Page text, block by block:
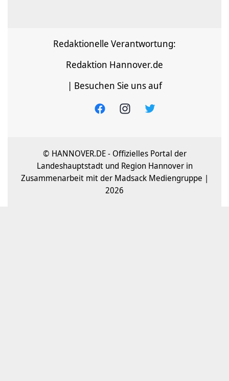
Redaktionelle Verantwortung:
Redaktion Hannover.de
| Besuchen Sie uns auf
© HANNOVER.DE - Offizielles Portal der
Landeshauptstadt und Region Hannover in
Zusammenarbeit mit der Madsack Mediengruppe |
2026